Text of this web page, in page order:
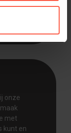
aan de
onze
met
kunt en